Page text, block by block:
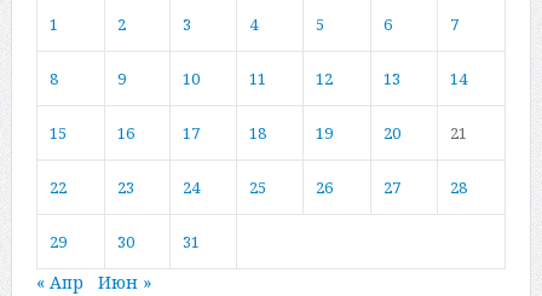
1 2 3 4 5 6 7
8 9 10 11 12 13 14
15 16 17 18 19 20 21
22 23 24 25 26 27 28
29 30 31
« Апр Июн »